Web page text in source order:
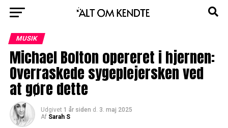
MUSIK
Michael Bolton opereret i hjernen:
Overraskede sygeplejersken ved
at gøre dette
Udgivet 1 år siden d. 3. maj 2025
Af Sarah S